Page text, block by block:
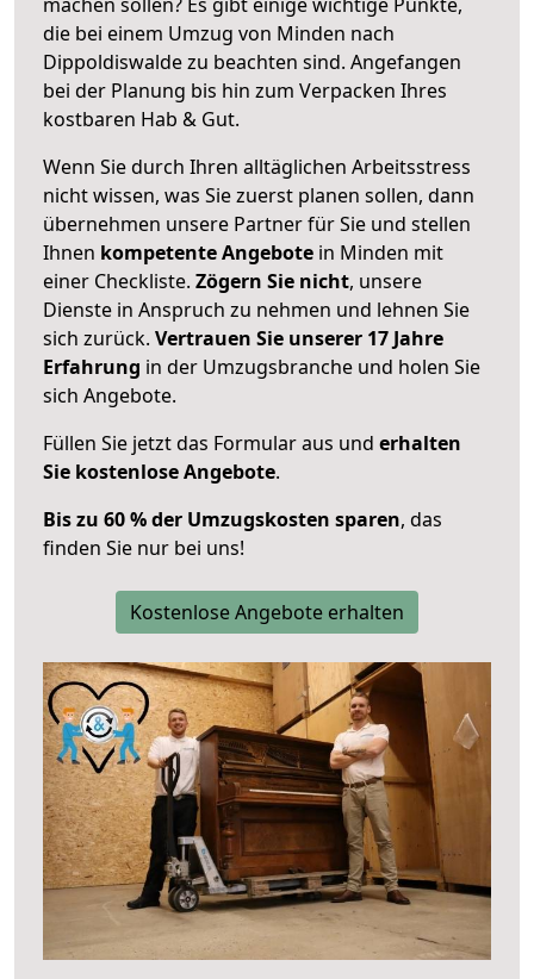
die bei einem Umzug von Minden nach
Dippoldiswalde zu beachten sind. Angefangen
bei der Planung bis hin zum Verpacken Ihres
kostbaren Hab & Gut.
Wenn Sie durch Ihren alltäglichen Arbeitsstress
nicht wissen, was Sie zuerst planen sollen, dann
übernehmen unsere Partner für Sie und stellen
Ihnen kompetente Angebote in Minden mit
einer Checkliste. Zögern Sie nicht, unsere
Dienste in Anspruch zu nehmen und lehnen Sie
sich zurück. Vertrauen Sie unserer 17 Jahre
Erfahrung in der Umzugsbranche und holen Sie
sich Angebote.
Füllen Sie jetzt das Formular aus und erhalten
Sie kostenlose Angebote.
Bis zu 60 % der Umzugskosten sparen, das
finden Sie nur bei uns!
Kostenlose Angebote erhalten